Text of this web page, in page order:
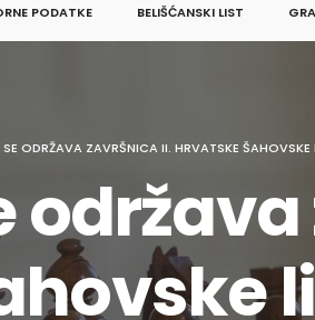
PODATKE BELIŠĆANSKI LIST
SE ODRŽAVA ZAVRŠNICA II. HRVATSKE